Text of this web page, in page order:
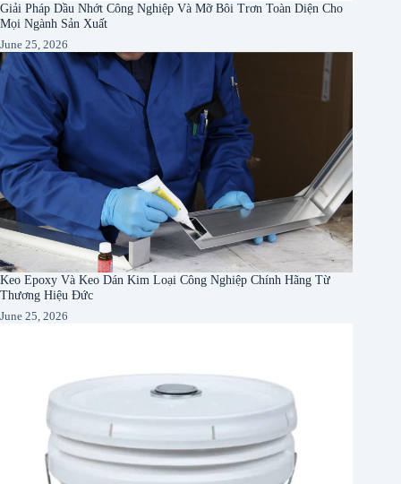
Giải Pháp Dầu Nhớt Công Nghiệp Và Mỡ Bôi Trơn Toàn Diện Cho
Mọi Ngành Sản Xuất
June 25, 2026
Keo Epoxy Và Keo Dán Kim Loại Công Nghiệp Chính Hãng Từ
Thương Hiệu Đức
June 25, 2026